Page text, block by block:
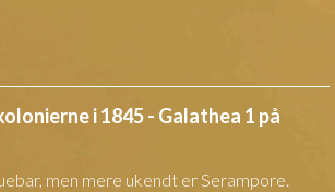
i 1845 - Galathea 1 på
men mere ukendt er Serampore.